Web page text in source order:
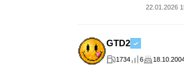
22.01.2026
GTD2
1734 6